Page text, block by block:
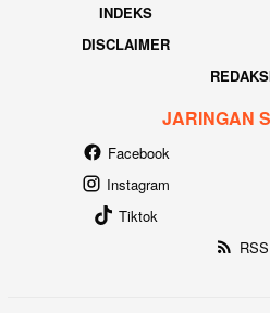
INDEKS
DISCLAIMER
JARINGAN
Facebook
Instagram
Tiktok
RSS